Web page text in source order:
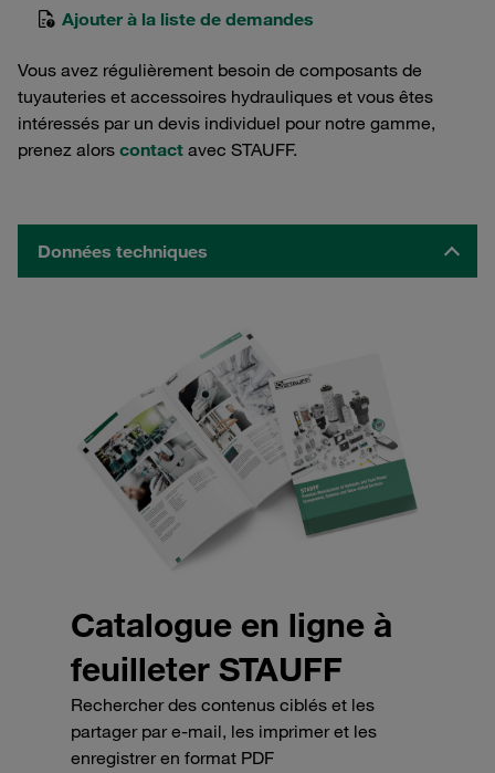
Ajouter à la liste de demandes
Vous avez régulièrement besoin de composants de
tuyauteries et accessoires hydrauliques et vous êtes
intéressés par un devis individuel pour notre gamme,
prenez alors contact avec STAUFF.
Données techniques
Catalogue en ligne à
feuilleter STAUFF
Rechercher des contenus ciblés et les
partager par e-mail, les imprimer et les
enregistrer en format PDF